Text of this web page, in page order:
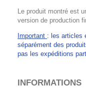
Le produit montré est
version de production
Important : les articles
séparément des
pas les expéditions
INFORMATIONS